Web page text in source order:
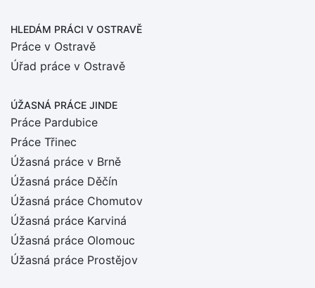
HLEDÁM PRÁCI V OSTRAVĚ
Práce v Ostravě
Úřad práce v Ostravě
ÚŽASNÁ PRÁCE JINDE
Práce Pardubice
Práce Třinec
Úžasná práce v Brně
Úžasná práce Děčín
Úžasná práce Chomutov
Úžasná práce Karviná
Úžasná práce Olomouc
Úžasná práce Prostějov